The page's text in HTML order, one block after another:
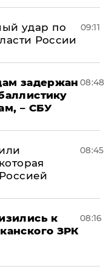
удар по
России
09:11
задержан
– СБУ
08:48
08:45
к
ЗРК
08:16